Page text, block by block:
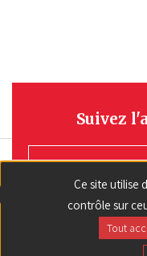
Suivez
Ce site utilise
contrôle sur
Tout